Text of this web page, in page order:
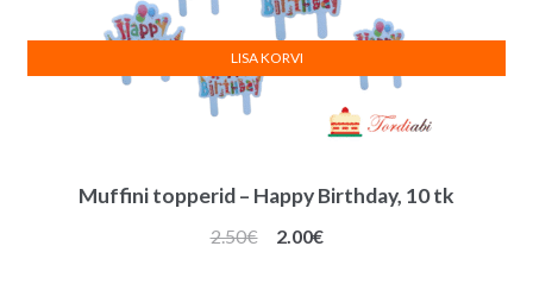
Muffini topperid – Happy Birthday, 10 tk
2.50€
Algne
2.00€Praegune
LISA KORVI